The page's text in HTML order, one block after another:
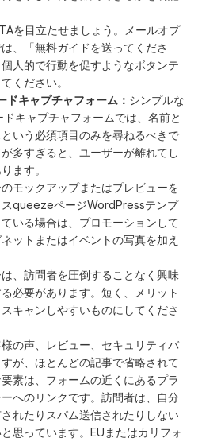
を目立たせましょう。メールオプ
、「無料ガイドを送ってくださ
人的で行動を促すようなボタンテ
ください。
キャプチャフォーム： シンプルな
キャプチャフォームでは、名前と
いう必須項目のみを尋ねるべきで
多すぎると、ユーザーが離れてし
ます。
モックアップまたはプレビューを
スqueezeページWordPressテンプ
いる場合は、プロモーションして
ットまたはイベントの写真を加え
は、訪問者を圧倒することなく興味
必要があります。短く、メリット
キャンしやすいものにしてくださ
の声、レビュー、セキュリティバ
が、ほとんどの記事で省略されて
素は、フォームの近くにあるプラ
へのリンクです。訪問者は、自分
れたりスパム送信されたりしない
思っています。EUまたはカリフォ